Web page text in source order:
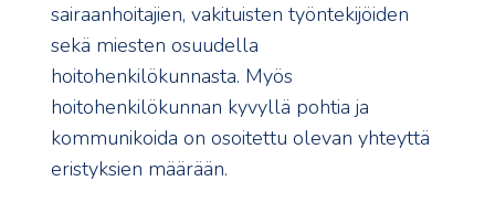
sairaanhoitajien, vakituisten työntekijöiden
sekä miesten osuudella
hoitohenkilökunnasta. Myös
hoitohenkilökunnan kyvyllä pohtia ja
kommunikoida on osoitettu olevan yhteyttä
eristyksien määrään.